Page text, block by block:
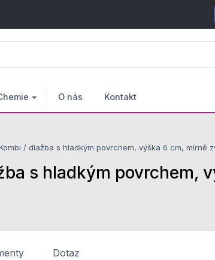
O nás Kontakt
Kombi / dlažba s hladkým povrchem, výška 6 cm,
s hladkým povrchem,
Dotaz